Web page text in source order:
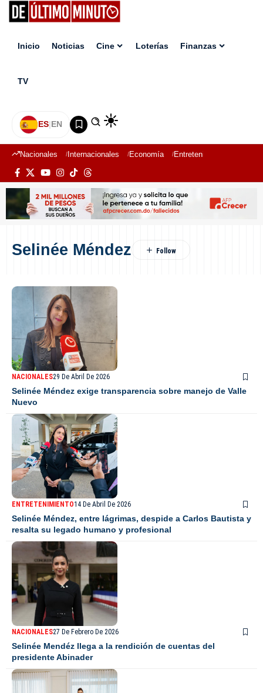
Inicio Noticias Cine Loterías Finanzas
TV
ES|EN
Nacionales Internacionales Economía Entretenimiento
Selinée Méndez
NACIONALES29 De Abril De 2026
Selinée Méndez exige transparencia sobre manejo de Valle
Nuevo
ENTRETENIMIENTO14 De Abril De 2026
Selinée Méndez, entre lágrimas, despide a Carlos Bautista y
resalta su legado humano y profesional
NACIONALES27 De Febrero De 2026
Selinée Mendéz llega a la rendición de cuentas del
presidente Abinader